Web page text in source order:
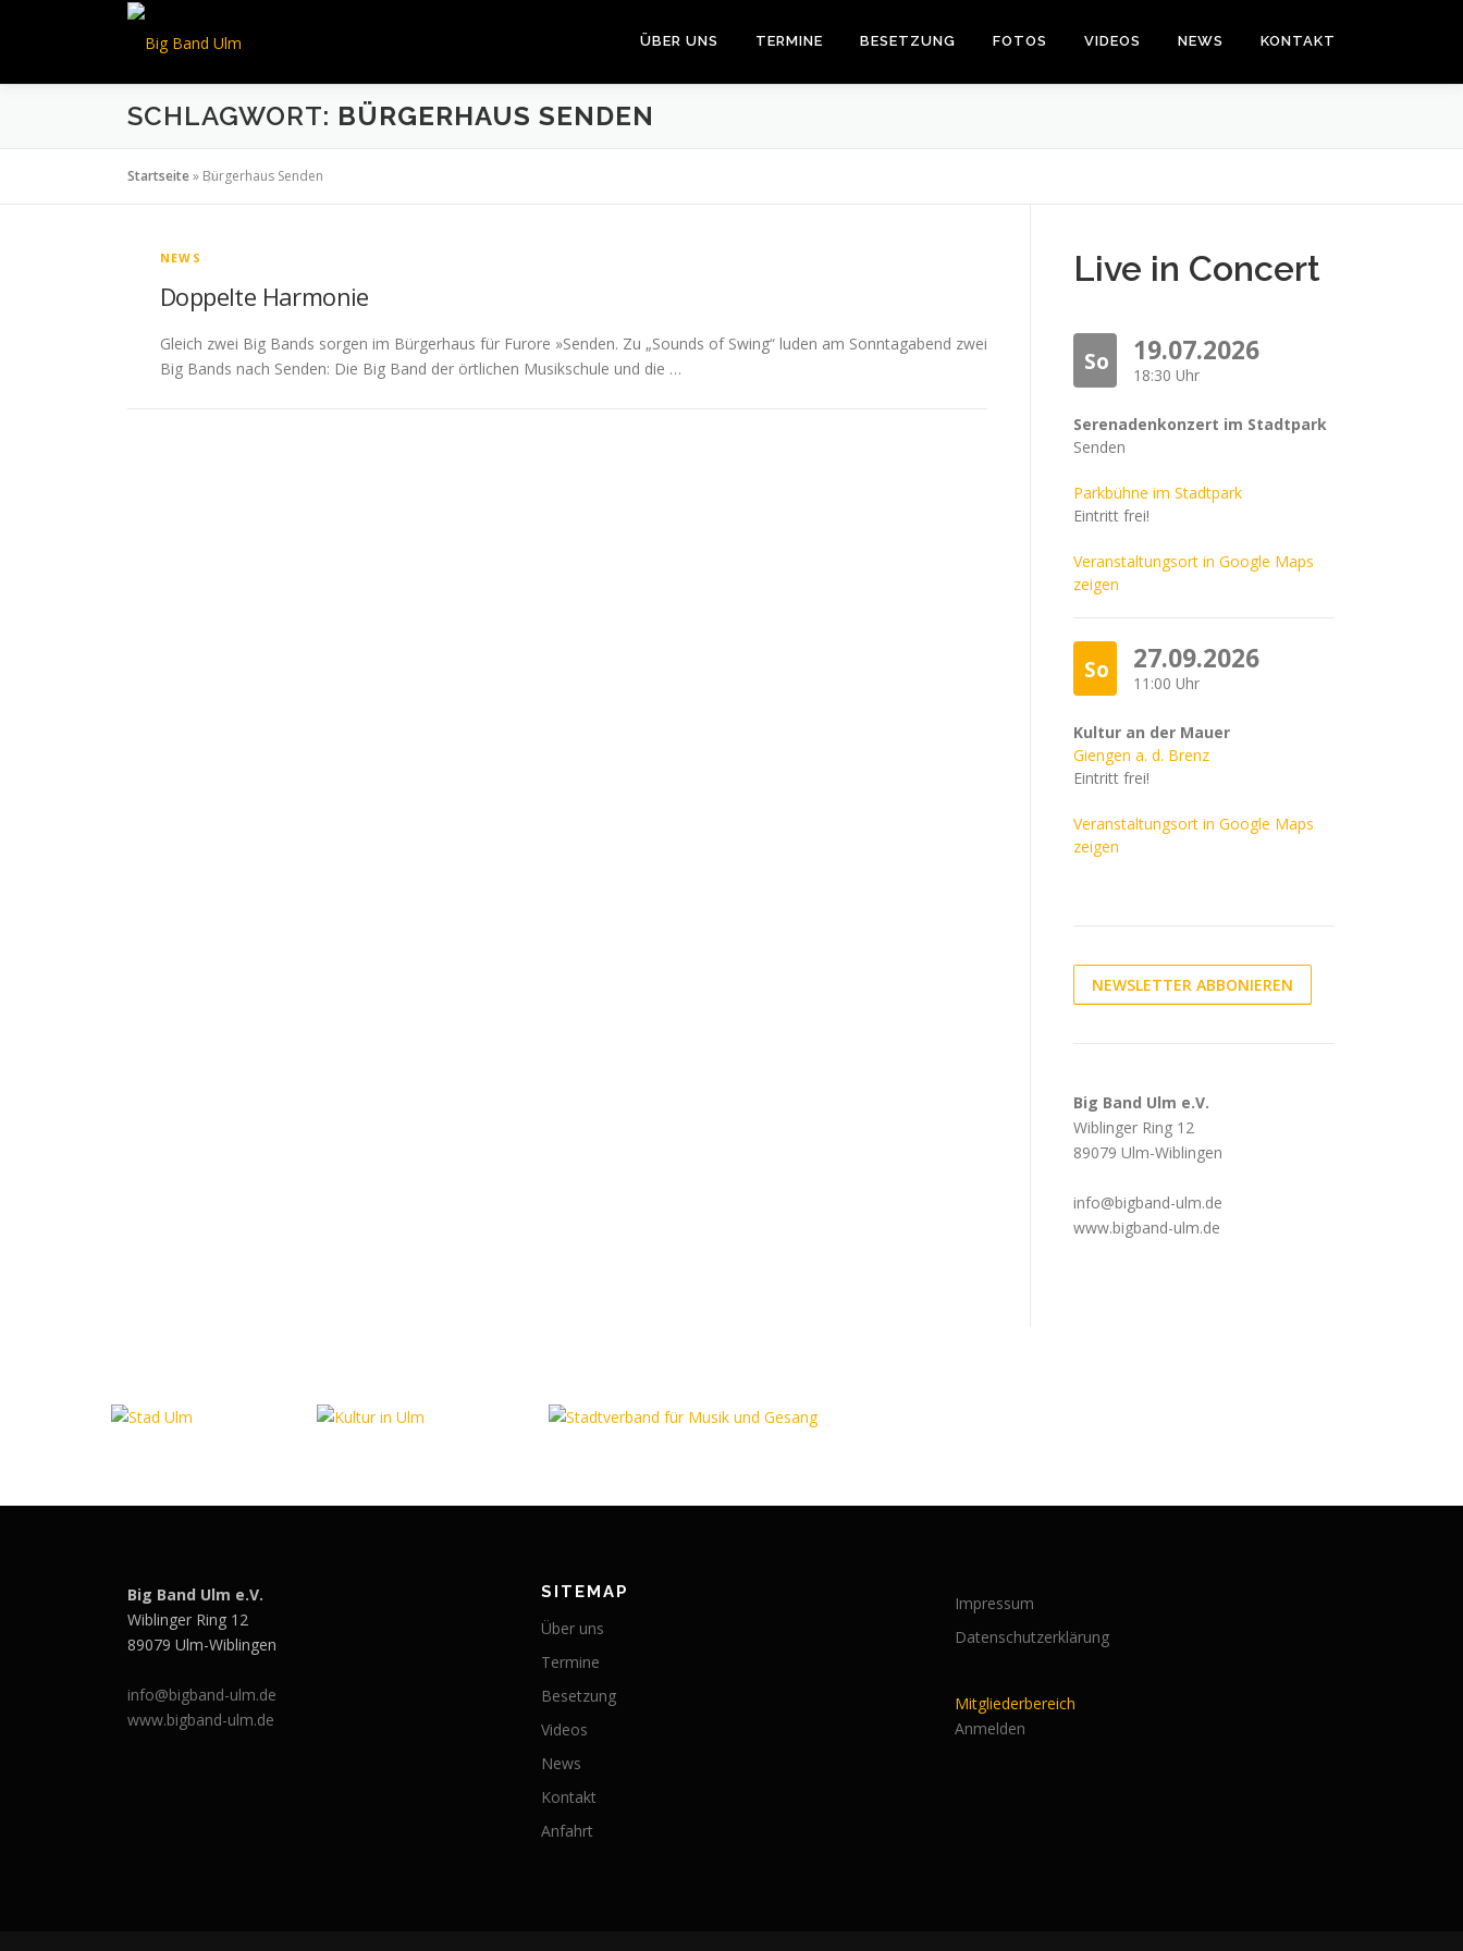
ÜBER UNS TERMINE BESETZUNG FOTOS VIDEOS NEWS KONTAKT
SCHLAGWORT: BÜRGERHAUS SENDEN
Startseite» Bürgerhaus Senden
NEWS
Doppelte Harmonie
Gleich zwei Big Bands sorgen im Bürgerhaus für Furore »Senden. Zu „Sounds of Swing“ luden am Sonntagabend zwei
Big Bands nach Senden: Die Big Band der örtlichen Musikschule und die …
Live in Concert
So 19.07.2026
18:30 Uhr
Serenadenkonzert im Stadtpark
Senden
Parkbühne im Stadtpark
Eintritt frei!
Veranstaltungsort in Google Maps
zeigen
So 27.09.2026
11:00 Uhr
Kultur an der Mauer
Giengen a. d. Brenz
Eintritt frei!
Veranstaltungsort in Google Maps
zeigen
NEWSLETTER ABBONIEREN
Big Band Ulm e.V.
Wiblinger Ring 12
89079 Ulm-Wiblingen
info@bigband-ulm.de
www.bigband-ulm.de
Big Band Ulm e.V.
Wiblinger Ring 12
89079 Ulm-Wiblingen
info@bigband-ulm.de
www.bigband-ulm.de
SITEMAP
Über uns
Termine
Besetzung
Videos
News
Kontakt
Anfahrt
Impressum
Datenschutzerklärung
Mitgliederbereich
Anmelden